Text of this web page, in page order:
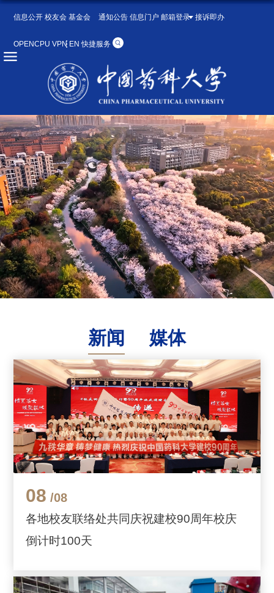
信息公开 校友会 基金会 通知公告 信息门户 邮箱登录 接诉即办
OPENCPU VPN EN 快捷服务
新闻 媒体
08 /08
各地校友联络处共同庆祝建校90周年校庆
倒计时100天